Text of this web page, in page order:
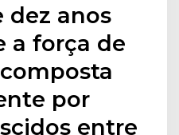
dez anos
a força de
por
entre